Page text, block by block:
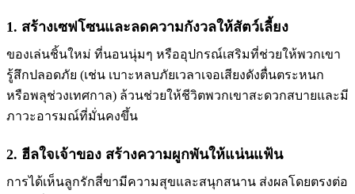
1. สร้างเซฟโซนและลดความกังวลให้สัตว์เลี้ยง
ของเล่นชิ้นใหม่ ที่นอนนุ่มๆ หรืออุปกรณ์เสริมที่ช่วยให้พวกเขา
รู้สึกปลอดภัย (เช่น เบาะหลบภัยเวลาเจอเสียงดังตื่นตระหนก
หรือพลุช่วงเทศกาล) ล้วนช่วยให้ชีวิตพวกเขาสะดวกสบายและมี
ภาวะอารมณ์ที่มั่นคงขึ้น
2. ฮีลใจเจ้าของ สร้างความผูกพันให้แน่นแฟ้น
การได้เห็นลูกรักสี่ขามีความสุขและสนุกสนาน ส่งผลโดยตรงต่อ